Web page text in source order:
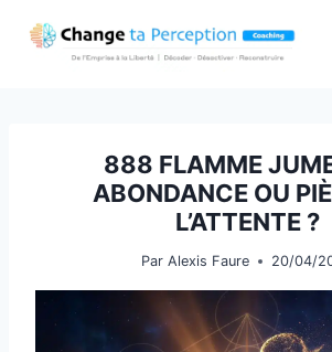
888 FLAMME
ABONDANCE OU
L’ATTENTE ?
Par Alexis Faure 20/04/